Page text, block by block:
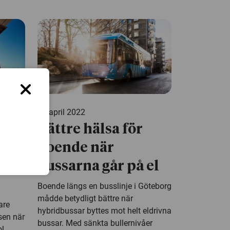
när
27 april 2022
Bättre hälsa för
boende när
bussarna går på el
Boende längs en busslinje i Göteborg
mådde betydligt bättre när
hybridbussar byttes mot helt eldrivna
bussar. Med sänkta bullernivåer